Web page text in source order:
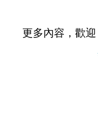
更多內容，歡迎